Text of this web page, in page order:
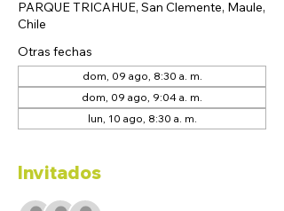
PARQUE TRICAHUE, San Clemente, Maule,
Chile
Otras fechas
dom, 09 ago, 8:30 a. m.
dom, 09 ago, 9:04 a. m.
lun, 10 ago, 8:30 a. m.
Invitados